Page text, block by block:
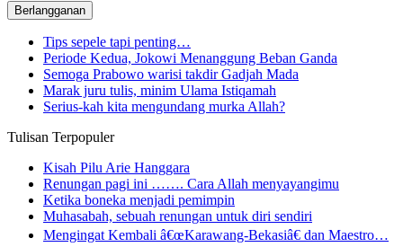
Tips sepele tapi penting…
Periode Kedua, Jokowi Menanggung Beban Ganda
Semoga Prabowo warisi takdir Gadjah Mada
Marak juru tulis, minim Ulama Istiqamah
Serius-kah kita mengundang murka Allah?
Tulisan Terpopuler
Kisah Pilu Arie Hanggara
Renungan pagi ini ……. Cara Allah menyayangimu
Ketika boneka menjadi pemimpin
Muhasabah, sebuah renungan untuk diri sendiri
Mengingat Kembali â€œKarawang-Bekasiâ€ dan Maestro…